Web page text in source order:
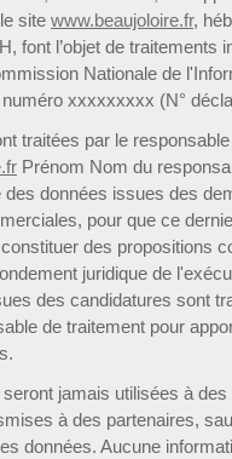
site www.beaujoloire.fr,
font l’objet de traitements
Nationale de
xxxxxxxxx (N°
traitées par le
Prénom Nom du
des données issues des
pour que ce
des propositions
juridique de
des candidatures sont
de traitement pour
jamais utilisées à
à des partenaires,
données. Aucune